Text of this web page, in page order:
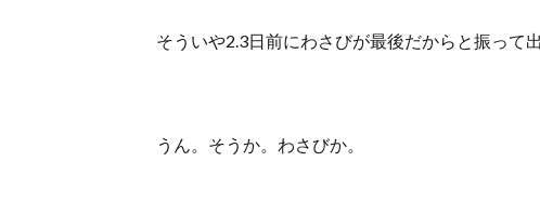
そういや2.3日前にわさびが最後だからと振って
うん。そうか。わさびか。